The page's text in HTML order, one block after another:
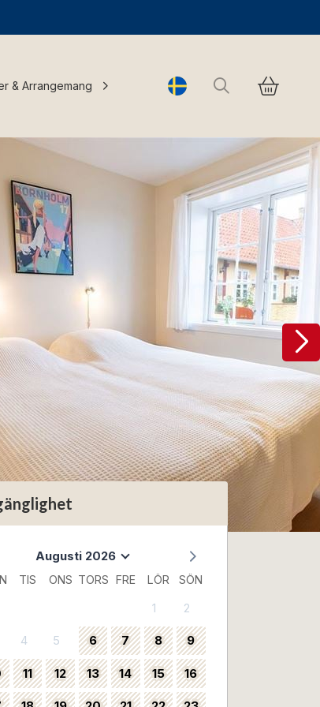
& Arrangemang Change language
Sök
Augusti 2026
TIS ONS TORS FRE LÖR SÖN
1 2
4 5 6 7 8 9
11 12 13 14 15 16